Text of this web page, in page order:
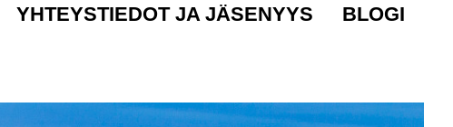
YHTEYSTIEDOT JA JÄSENYYS BLOGI